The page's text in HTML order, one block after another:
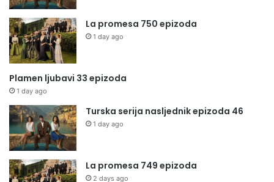
La promesa 750 epizoda
1 day ago
Plamen ljubavi 33 epizoda
1 day ago
Turska serija nasljednik epizoda 46
1 day ago
La promesa 749 epizoda
2 days ago